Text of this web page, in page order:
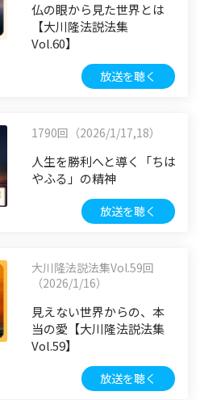
仏の眼から見た世界とは
【大川隆法説法集
Vol.60】
放送を聴く
1790回（2026/1/17,18）
人生を勝利へと導く「ちは
やふる」の精神
放送を聴く
大川隆法説法集Vol.59回
（2026/1/16）
見えない世界からの、本
当の愛【大川隆法説法集
Vol.59】
放送を聴く